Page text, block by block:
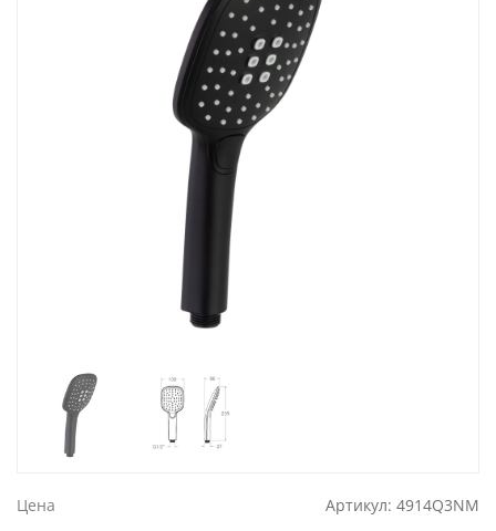
Цена Артикул: 4914Q3NM